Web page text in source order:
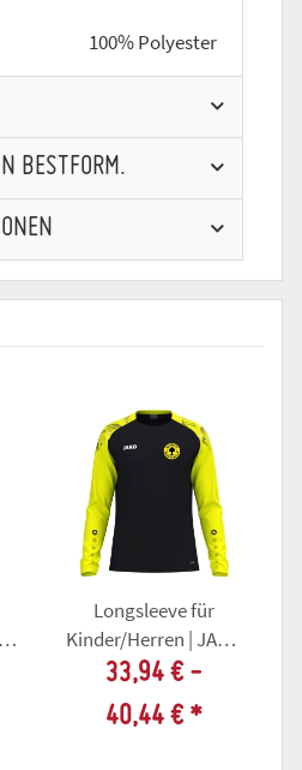
100% Polyester
BESTFORM.
Longsleeve für
Kinder/Herren | JAKO
Sonic |
schwarz/neongelb |
Sprötauer SV
33,94 € -
40,44 € *